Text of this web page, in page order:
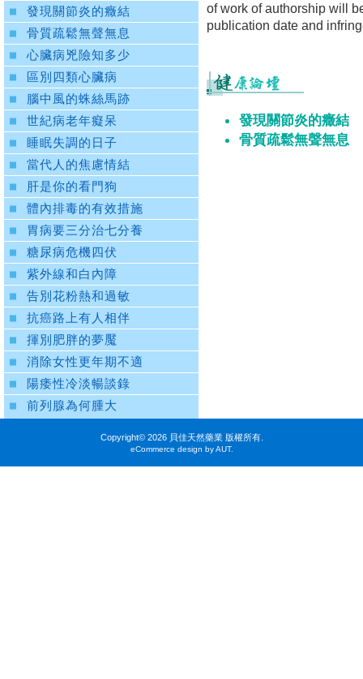
of work of authorship will
publication date and
發現關節炎的癥結
骨質疏鬆無聲無息
發現關節炎的癥結
骨質疏鬆無聲無息
心臟病兇險知多少
區別四類心臟病
腦中風的蛛絲馬跡
世紀病老年癡呆
睡眠失調的日子
當代人的焦慮情結
肝是你的看門狗
體內排毒的有效措施
胃病要三分治七分養
糖尿病危機四伏
紫外線和白內障
告別花粉熱和過敏
抗癌路上有人相伴
揮別肥胖的夢魘
消除女性更年期不適
陽痿性冷淡暢談錄
前列腺為何腫大
Copyright© 2026 貝佳天然藥業 版權所有.
eCommerce design by AUT.